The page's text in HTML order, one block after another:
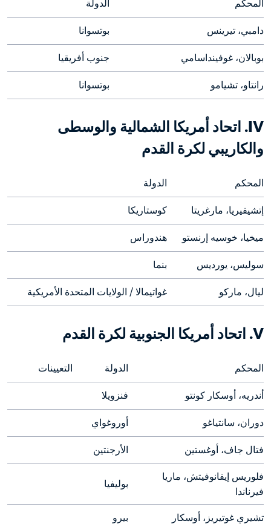
المحكم الدولة
دامبي، تيرينس بوتسوانا
بوبالان، غوفينداسامي جنوب أفريقيا
رانتاو، تشيامو بوتسوانا
والكاريبي لكرة القدم
المحكم الدولة
إتشيفيريا، مارغريتا كوستاريكا
ميخيا، خوسيه إرنستو هندوراس
سوليس، يورديس بنما
ليال، ماركو غواتيمالا / الولايات المتحدة الأمريكية
V. اتحاد أمريكا الجنوبية لكرة القدم
المحكم الدولة التعيينات
أندريه، أوسكار كونتو فنزويلا
دوران، سانتياغو أوروغواي
فتال جاف، أوغستين الأرجنتين
فيرناندا
بوليفيا
تشيري غوتيريز، أوسكار بيرو